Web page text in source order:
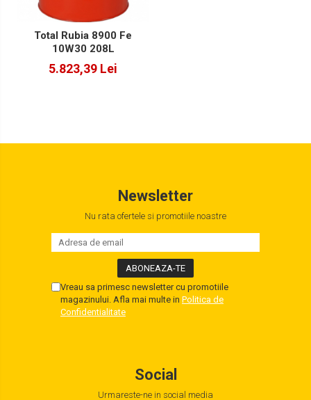
Total Rubia 8900 Fe
10W30 208L
5.823,39 Lei
Newsletter
Nu rata ofertele si promotiile noastre
Vreau sa primesc newsletter cu promotiile
magazinului. Afla mai multe in Politica de
Confidentialitate
Social
Urmareste-ne in social media